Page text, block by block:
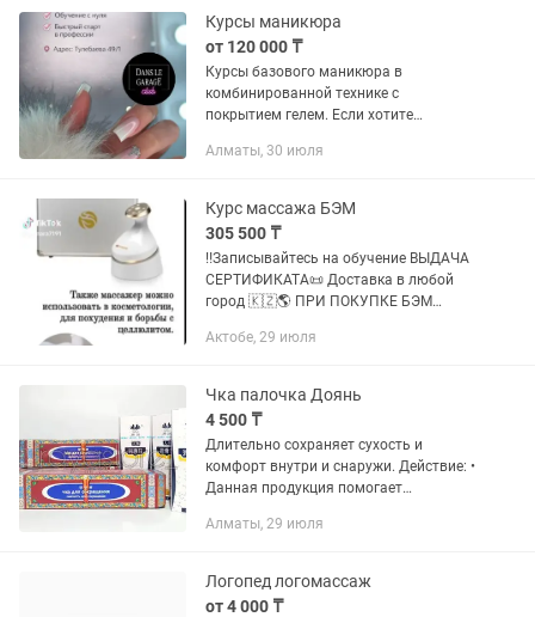
Курсы маникюра
от 120 000 ₸
Курсы базового маникюра в
комбинированной технике с
покрытием гелем. Если хотите
покрытием мы вас ждем! 🍃Курс
скорость, безопасность и...
Алматы, 30 июля
Курс массажа БЭМ
305 500 ₸
‼️Записывайтесь на обучение ВЫДАЧА
СЕРТИФИКАТА📜 Доставка в любой
город 🇰🇿🌎 ПРИ ПОКУПКЕ БЭМ
подарки) вы получаете 650$ кэшбэк
оборудование делает...
Актобе, 29 июля
Чка палочка Доянь
4 500 ₸
Длительно сохраняет сухость и
комфорт внутри и снаружи. Действие: •
Данная продукция помогает
восстанавливает девственность. •
инфекцию, удаляет...
Алматы, 29 июля
Логопед логомассаж
от 4 000 ₸